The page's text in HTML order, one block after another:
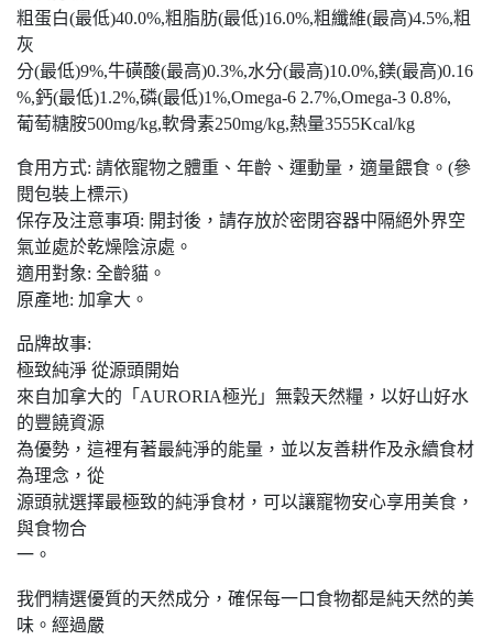
粗蛋白(最低)40.0%,粗脂肪(最低)16.0%,粗纖維(最高)4.5%,粗
灰
分(最低)9%,牛磺酸(最高)0.3%,水分(最高)10.0%,鎂(最高)0.16
%,鈣(最低)1.2%,磷(最低)1%,Omega-6 2.7%,Omega-3 0.8%,
葡萄糖胺500mg/kg,軟骨素250mg/kg,熱量3555Kcal/kg
食用方式: 請依寵物之體重、年齡、運動量，適量餵食。(參
閱包裝上標示)
保存及注意事項: 開封後，請存放於密閉容器中隔絕外界空
氣並處於乾燥陰涼處。
適用對象: 全齡貓。
原產地: 加拿大。
品牌故事:
極致純淨 從源頭開始
來自加拿大的「AURORIA極光」無穀天然糧，以好山好水
的豐饒資源
為優勢，這裡有著最純淨的能量，並以友善耕作及永續食材
為理念，從
源頭就選擇最極致的純淨食材，可以讓寵物安心享用美食，
與食物合
一。
我們精選優質的天然成分，確保每一口食物都是純天然的美
味。經過嚴